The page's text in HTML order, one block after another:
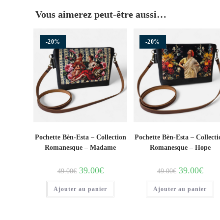
Vous aimerez peut-être aussi…
-20%
Pochette Bèn-Esta – Collection
Romanesque – Madame
49.00€ 39.00€
Ajouter au panier
-20%
Pochette Bèn-Esta –
Romanesque – Hope
49.00€ 39.00€
Ajouter au panier